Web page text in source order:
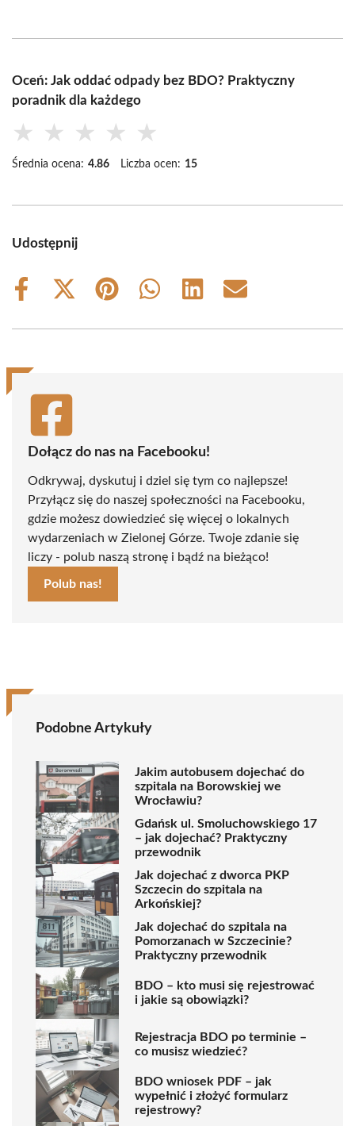
Oceń: Jak oddać odpady bez BDO? Praktyczny
poradnik dla każdego
★ ★ ★ ★ ★
Średnia ocena: 4.86 Liczba ocen: 15
Udostępnij
Share
Share
(Twitter)
Share
Share
Share
Share
Dołącz do nas na Facebooku!
Odkrywaj, dyskutuj i dziel się tym co najlepsze!
Przyłącz się do naszej społeczności na Facebooku,
gdzie możesz dowiedzieć się więcej o lokalnych
wydarzeniach w Zielonej Górze. Twoje zdanie się
liczy - polub naszą stronę i bądź na bieżąco!
Polub nas!
Podobne Artykuły
Jakim autobusem dojechać do
szpitala na Borowskiej we
Wrocławiu?
Gdańsk ul. Smoluchowskiego 17
– jak dojechać? Praktyczny
przewodnik
Jak dojechać z dworca PKP
Szczecin do szpitala na
Arkońskiej?
Jak dojechać do szpitala na
Pomorzanach w Szczecinie?
Praktyczny przewodnik
BDO – kto musi się rejestrować
i jakie są obowiązki?
Rejestracja BDO po terminie –
co musisz wiedzieć?
BDO wniosek PDF – jak
wypełnić i złożyć formularz
rejestrowy?